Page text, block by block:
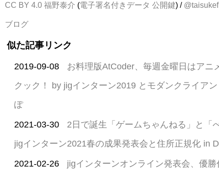
CC BY 4.0 福野泰介 (電子署名付きデータ 公開鍵) / @taisukef
ブログ
似た記事リンク
2019-09-08
お料理版AtCoder、毎週金曜日はアニ
クック！ by jigインターン2019 とモダンクライア
ぽ
2021-03-30
2日で誕生「ゲームちゃんねる」と「
jigインターン2021春の成果発表会と住所正規化 in
2021-02-26
jigインターンオンライン発表会、優